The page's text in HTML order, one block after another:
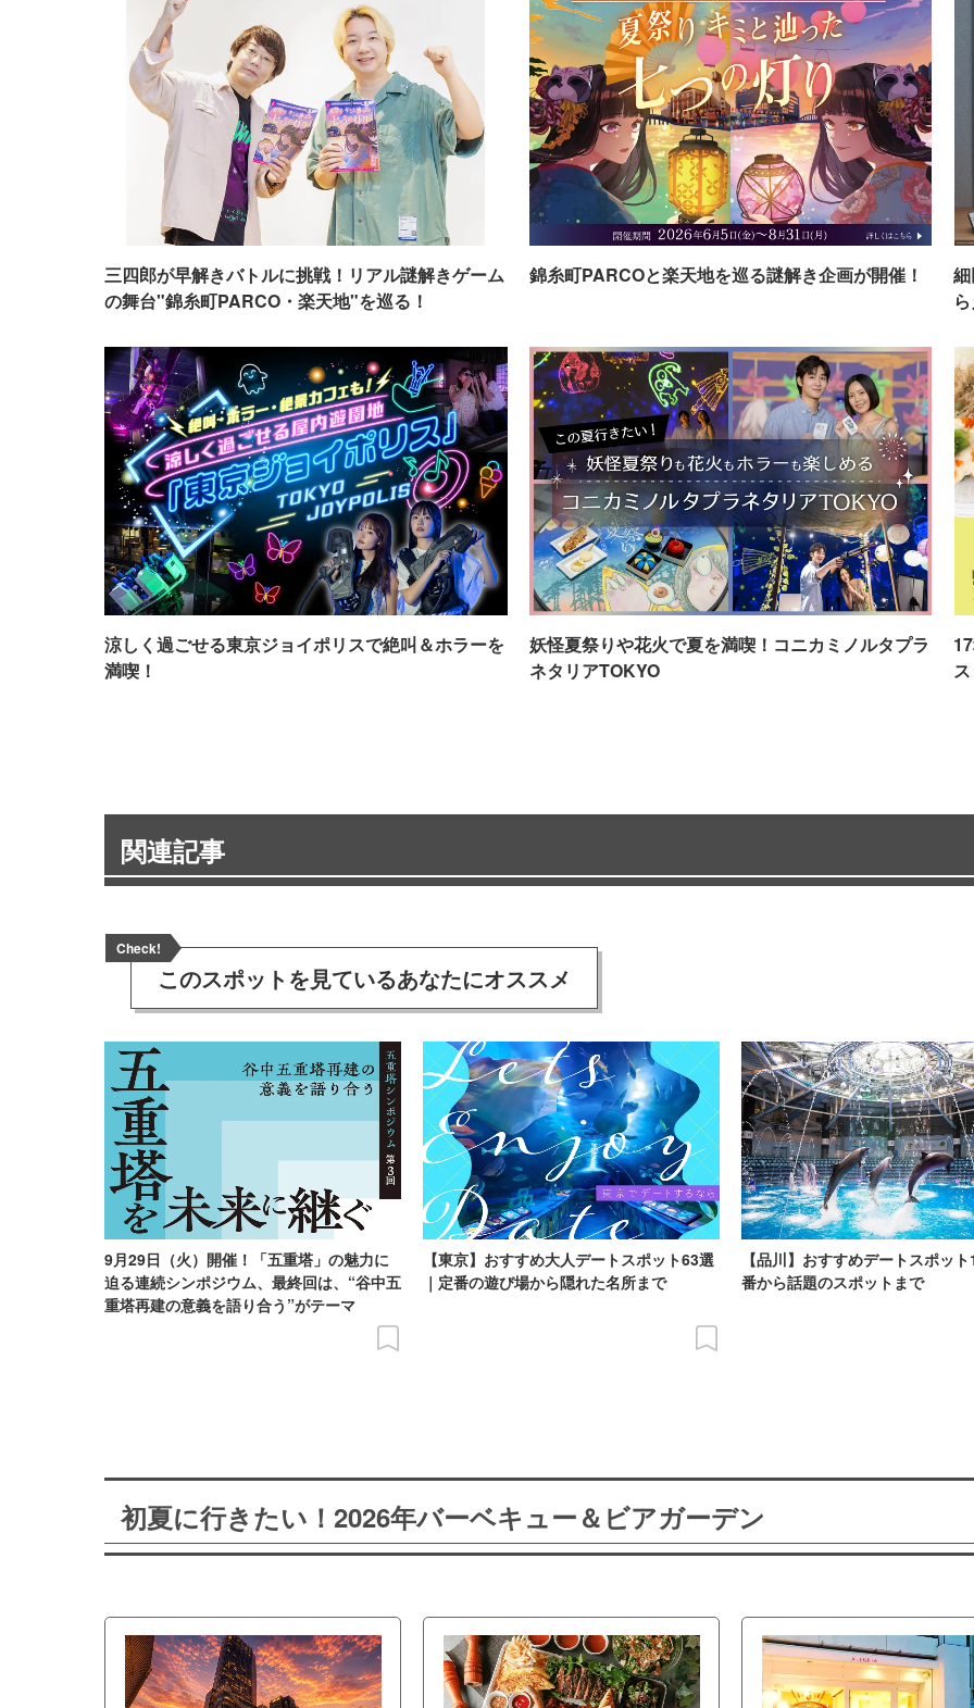
三四郎が早解きバトルに挑戦！リアル謎解きゲーム
の舞台"錦糸町PARCO・楽天地"を巡る！
錦糸町PARCOと楽天地を巡る謎解き企画が開催！
涼しく過ごせる東京ジョイポリスで絶叫＆ホラーを
満喫！
妖怪夏祭りや花火で夏を満喫！コニカミノルタプラ
ネタリアTOKYO
関連記事
Check!
このスポットを見ているあなたにオススメ
9月29日（火）開催！「五重塔」の魅力に
迫る連続シンポジウム、最終回は、“谷中五
重塔再建の意義を語り合う”がテーマ
【東京】おすすめ大人デートスポット63選
｜定番の遊び場から隠れた名所まで
【品川】おすすめデートスポッ
番から話題のスポットまで
初夏に行きたい！2026年バーベキュー＆ビアガーデン